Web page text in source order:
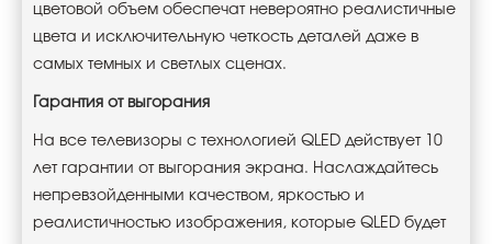
цветовой объем обеспечат невероятно реалистичные
цвета и исключительную четкость деталей даже в
самых темных и светлых сценах.
Гарантия от выгорания
На все телевизоры с технологией QLED действует 10
лет гарантии от выгорания экрана. Наслаждайтесь
непревзойденными качеством, яркостью и
реалистичностью изображения, которые QLED будет